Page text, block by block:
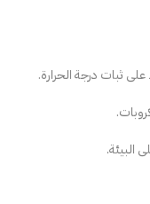
على ثبات درجة الحرارة.